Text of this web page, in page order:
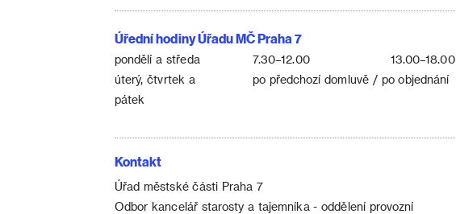
Úřední hodiny Úřadu MČ Praha 7
pondělí a středa 7.30–12.00
13.00–18.00
úterý, čtvrtek a
pátek
po předchozí domluvě / po objednání
Kontakt
Úřad městské části Praha 7
Odbor kancelář starosty a tajemníka - oddělení provozní